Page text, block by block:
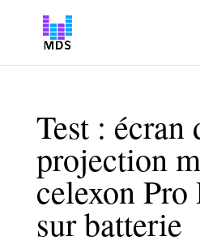
Test : écran
projection
celexon
sur batterie